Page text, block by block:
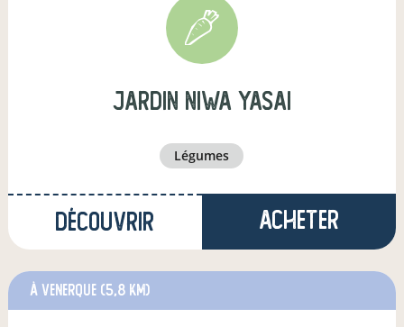
JARDIN NIWA YASAI
légumes
Découvrir Acheter
à Venerque (5,8 km)